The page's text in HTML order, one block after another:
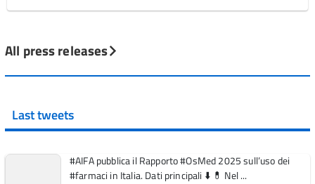
All press releases
Last tweets
#AIFA pubblica il Rapporto #OsMed 2025 sull’uso dei
#farmaci in Italia. Dati principali ⬇️ 💊 Nel ...